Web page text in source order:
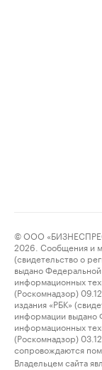
© ООО
2026. Сообщения и
(свидетельство о
выдано
информационных
(Роскомнадзор)
издания «РБК»
информации выдано
информационных
(Роскомнадзор)
сопровождаются
Владельцем сайта